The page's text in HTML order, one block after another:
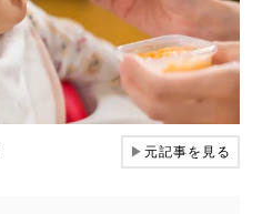
▶元記事を見る